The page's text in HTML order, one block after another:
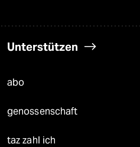
Unterstützen
abo
genossenschaft
taz zahl ich